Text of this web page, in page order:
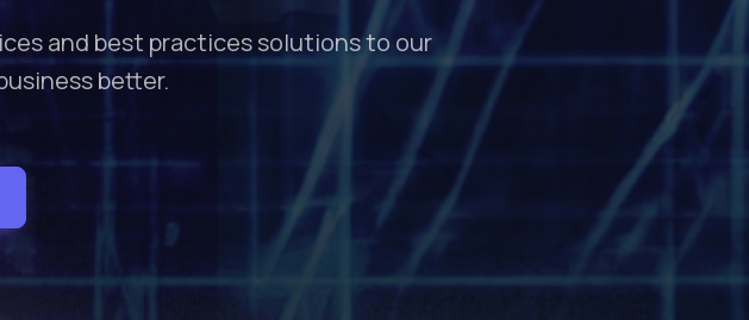
and best practices solutions to our
better.
With us you get quality software
every time.